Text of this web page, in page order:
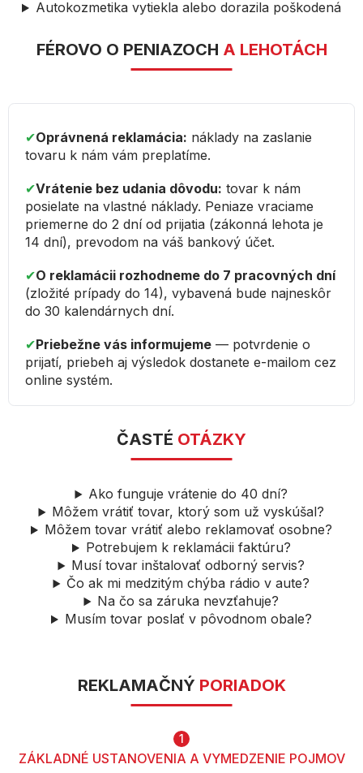
Autokozmetika vytiekla alebo dorazila poškodená
FÉROVO O PENIAZOCH A LEHOTÁCH
✔︎Oprávnená reklamácia: náklady na zaslanie
tovaru k nám vám preplatíme.
✔︎Vrátenie bez udania dôvodu: tovar k nám
posielate na vlastné náklady. Peniaze vraciame
priemerne do 2 dní od prijatia (zákonná lehota je
14 dní), prevodom na váš bankový účet.
✔︎O reklamácii rozhodneme do 7 pracovných dní
(zložité prípady do 14), vybavená bude najneskôr
do 30 kalendárnych dní.
✔︎Priebežne vás informujeme — potvrdenie o
prijatí, priebeh aj výsledok dostanete e-mailom cez
online systém.
ČASTÉ OTÁZKY
Ako funguje vrátenie do 40 dní?
Môžem vrátiť tovar, ktorý som už vyskúšal?
Môžem tovar vrátiť alebo reklamovať osobne?
Potrebujem k reklamácii faktúru?
Musí tovar inštalovať odborný servis?
Čo ak mi medzitým chýba rádio v aute?
Na čo sa záruka nevzťahuje?
Musím tovar poslať v pôvodnom obale?
REKLAMAČNÝ PORIADOK
1
ZÁKLADNÉ USTANOVENIA A VYMEDZENIE POJMOV